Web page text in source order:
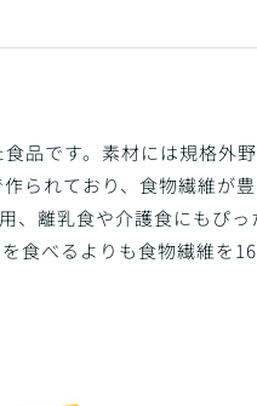
品です。素材には規格外野
られており、食物繊維が豊
、離乳食や介護食にもぴっ
食べるよりも食物繊維を16